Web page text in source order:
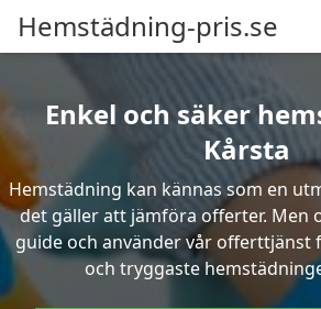
Hemstädning-pris.se
Enkel och säker
Kårsta
Hemstädning kan kännas som en
det gäller att jämföra offerter. Men
guide och använder vår offerttjänst
och tryggaste